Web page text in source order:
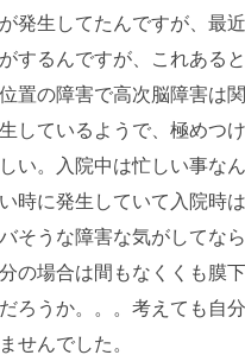
発生してたんですが、最
するんですが、これある
置の障害で高次脳障害は
しているようで、極めつ
い。入院中は忙しい事な
時に発生していて入院時
そうな障害な気がしてな
の場合は間もなくくも膜
ろうか。。。考えても自
せんでした。